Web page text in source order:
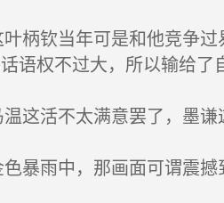
柄钦当年可是和他竞争
语权不过大，所以输给了
活不太满意罢了，墨谦
暴雨中，那画面可谓震撼